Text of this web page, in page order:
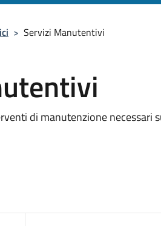
> Servizi Manutentivi
di manutenzione necessari